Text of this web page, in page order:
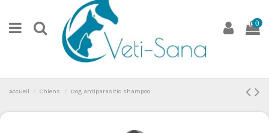
0
Accueil Chiens Dog antiparasitic shampoo